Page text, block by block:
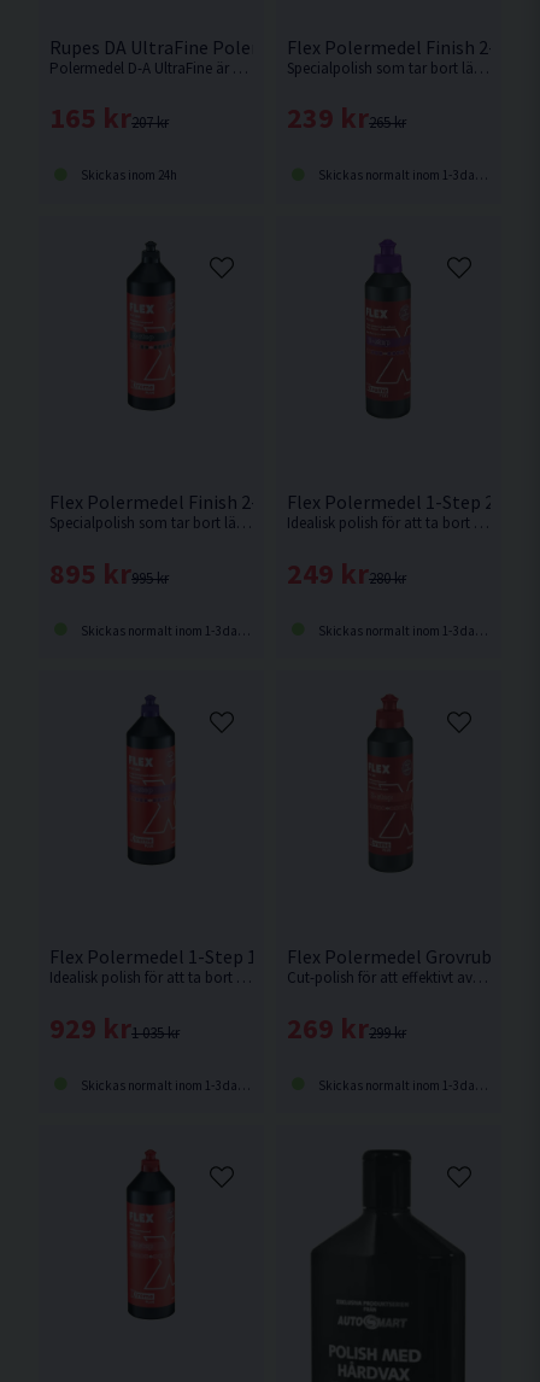
Rupes DA UltraFine Polermedel 250ml
Polermedel D-A UltraFine är ett ultrafint polermedel utvecklat för oscillerande polermaskiner.
207 kr
165 kr
Skickas inom 24h
Flex Polermedel Finish 2-Step
Specialpolish som tar bort lätta repor och hologram samt återställer glans och färg. Passar alla lacktyper och ger högblank finish. Fri från silikon, vax och lösningsmedel.
265 kr
239 kr
Skickas normalt inom 1-3 dagar
Flex Polermedel Finish 2-Step 1L
Specialpolish som tar bort lätta repor och hologram samt återställer glans och färg. Passar alla lacktyper och ger högblank finish. Fri från silikon, vax och lösningsmedel.
995 kr
895 kr
Skickas normalt inom 1-3 dagar
Flex Polermedel 1-Step 250ml
Idealisk polish för att ta bort medelstora repor och användningsspår samt återställa glans och skydda lacken i ett steg. Ger hologramfri finish och långvarigt skydd med carnaubavax för hög glans och fin pärleffekt.
280 kr
249 kr
Skickas normalt inom 1-3 dagar
Flex Polermedel 1-Step 1L
Idealisk polish för att ta bort medelstora repor och användningsspår samt återställa glans och skydda lacken i ett steg. Ger hologramfri finish och långvarigt skydd med carnaubavax för hög glans och fin pärleffekt.
1 035 kr
929 kr
Skickas normalt inom 1-3 dagar
Flex Polermedel Grovrubbing
Cut-polish för att effektivt avlägsna djupa repor, kraftiga användningsspår och renovera sliten lack. Passar alla lacktyper och ger bästa resultat med roterande polering. Fri från silikon, vax och lösningsmedel.
299 kr
269 kr
Skickas normalt inom 1-3 dagar